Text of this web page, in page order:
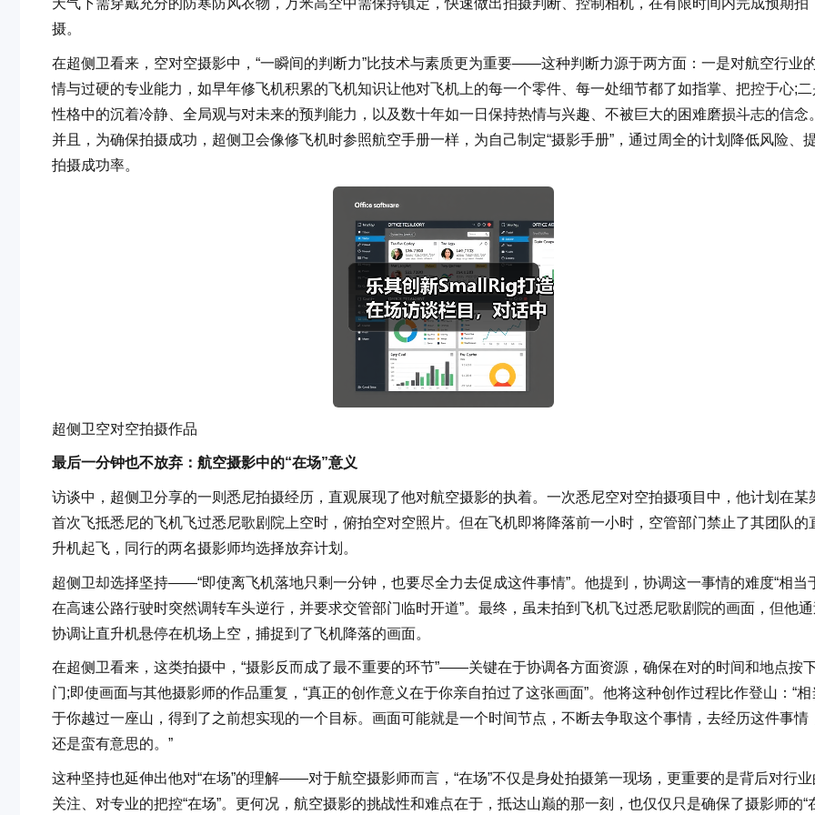
天气下需穿戴充分的防寒防风衣物，万米高空中需保持镇定，快速做出拍摄判断、控制相机，在有限时间内完成预期拍
摄。
在超侧卫看来，空对空摄影中，“一瞬间的判断力”比技术与素质更为重要——这种判断力源于两方面：一是对航空行业
情与过硬的专业能力，如早年修飞机积累的飞机知识让他对飞机上的每一个零件、每一处细节都了如指掌、把控于心;二
性格中的沉着冷静、全局观与对未来的预判能力，以及数十年如一日保持热情与兴趣、不被巨大的困难磨损斗志的信念。
并且，为确保拍摄成功，超侧卫会像修飞机时参照航空手册一样，为自己制定“摄影手册”，通过周全的计划降低风险、
拍摄成功率。
超侧卫空对空拍摄作品
最后一分钟也不放弃：航空摄影中的“在场”意义
访谈中，超侧卫分享的一则悉尼拍摄经历，直观展现了他对航空摄影的执着。一次悉尼空对空拍摄项目中，他计划在某
首次飞抵悉尼的飞机飞过悉尼歌剧院上空时，俯拍空对空照片。但在飞机即将降落前一小时，空管部门禁止了其团队的
升机起飞，同行的两名摄影师均选择放弃计划。
超侧卫却选择坚持——“即使离飞机落地只剩一分钟，也要尽全力去促成这件事情”。他提到，协调这一事情的难度“相当
在高速公路行驶时突然调转车头逆行，并要求交管部门临时开道”。最终，虽未拍到飞机飞过悉尼歌剧院的画面，但他通
协调让直升机悬停在机场上空，捕捉到了飞机降落的画面。
在超侧卫看来，这类拍摄中，“摄影反而成了最不重要的环节”——关键在于协调各方面资源，确保在对的时间和地点按
门;即使画面与其他摄影师的作品重复，“真正的创作意义在于你亲自拍过了这张画面”。他将这种创作过程比作登山：“相
于你越过一座山，得到了之前想实现的一个目标。画面可能就是一个时间节点，不断去争取这个事情，去经历这件事情
还是蛮有意思的。”
这种坚持也延伸出他对“在场”的理解——对于航空摄影师而言，“在场”不仅是身处拍摄第一现场，更重要的是背后对行业
关注、对专业的把控“在场”。更何况，航空摄影的挑战性和难点在于，抵达山巅的那一刻，也仅仅只是确保了摄影师的“